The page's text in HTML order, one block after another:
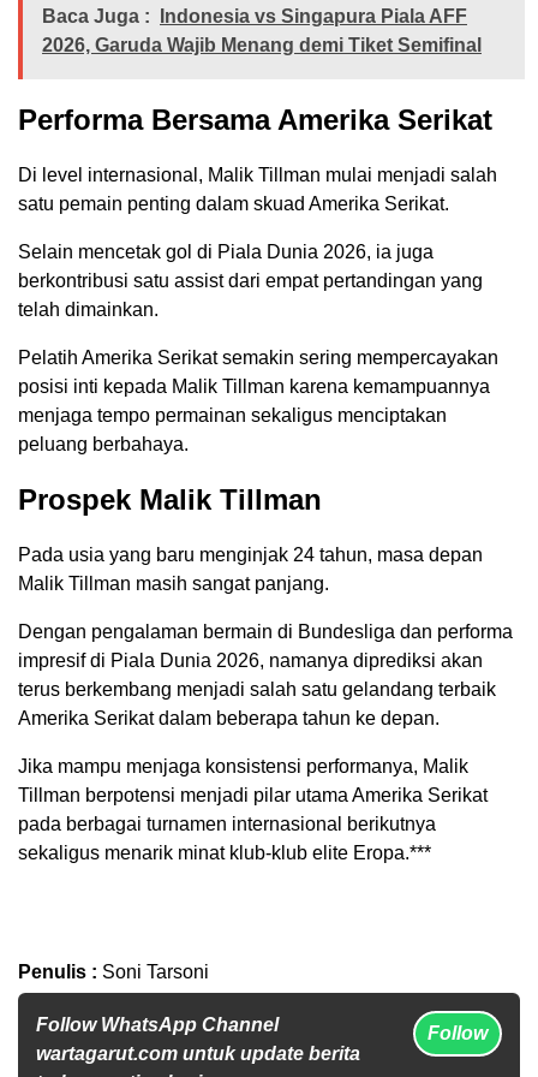
Baca Juga :
Indonesia vs Singapura Piala AFF
2026, Garuda Wajib Menang demi Tiket Semifinal
Performa Bersama Amerika Serikat
Di level internasional, Malik Tillman mulai menjadi salah
satu pemain penting dalam skuad Amerika Serikat.
Selain mencetak gol di Piala Dunia 2026, ia juga
berkontribusi satu assist dari empat pertandingan yang
telah dimainkan.
Pelatih Amerika Serikat semakin sering mempercayakan
posisi inti kepada Malik Tillman karena kemampuannya
menjaga tempo permainan sekaligus menciptakan
peluang berbahaya.
Prospek Malik Tillman
Pada usia yang baru menginjak 24 tahun, masa depan
Malik Tillman masih sangat panjang.
Dengan pengalaman bermain di Bundesliga dan performa
impresif di Piala Dunia 2026, namanya diprediksi akan
terus berkembang menjadi salah satu gelandang terbaik
Amerika Serikat dalam beberapa tahun ke depan.
Jika mampu menjaga konsistensi performanya, Malik
Tillman berpotensi menjadi pilar utama Amerika Serikat
pada berbagai turnamen internasional berikutnya
sekaligus menarik minat klub-klub elite Eropa.***
Penulis : Soni Tarsoni
Follow WhatsApp Channel
wartagarut.com untuk update berita
Follow